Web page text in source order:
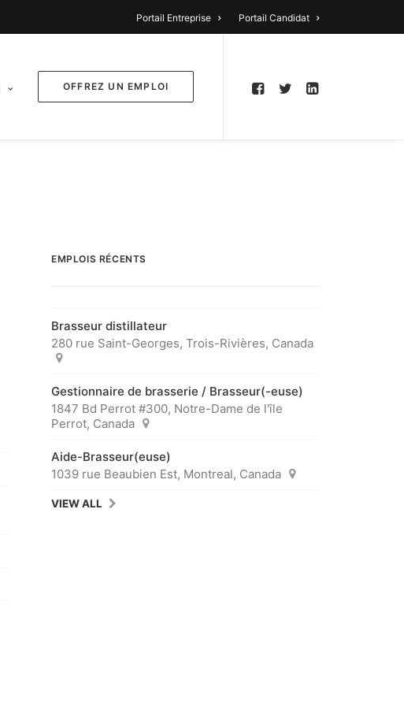
Portail Entreprise Portail Candidat
OFFREZ UN EMPLOI
EMPLOIS RÉCENTS
Brasseur distillateur
280 rue Saint-Georges, Trois-Rivières, Canada
Gestionnaire de brasserie / Brasseur(-euse)
1847 Bd Perrot #300, Notre-Dame de l'île
Perrot, Canada
Aide-Brasseur(euse)
1039 rue Beaubien Est, Montreal, Canada
VIEW ALL